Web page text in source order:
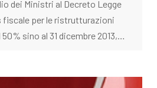
dei Ministri al Decreto Legge
fiscale per le ristrutturazioni
sino al 31 dicembre 2013,…